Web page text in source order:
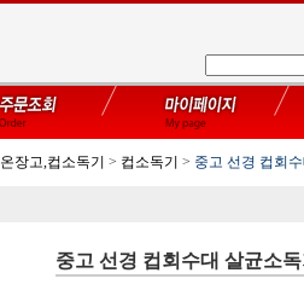
온장고,컵소독기 > 컵소독기 > 중고 선경 컵회
중고 선경 컵회수대 살균소